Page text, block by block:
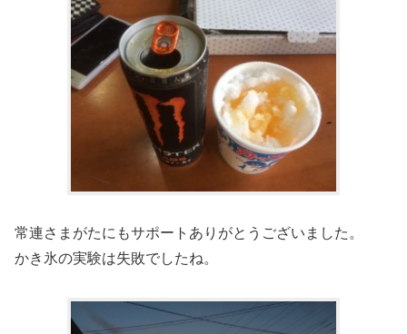
常連さまがたにもサポートありがとうございました。
かき氷の実験は失敗でしたね。